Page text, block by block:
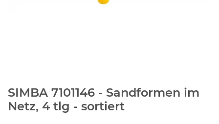
SIMBA 7101146 - Sandformen im
Netz, 4 tlg - sortiert